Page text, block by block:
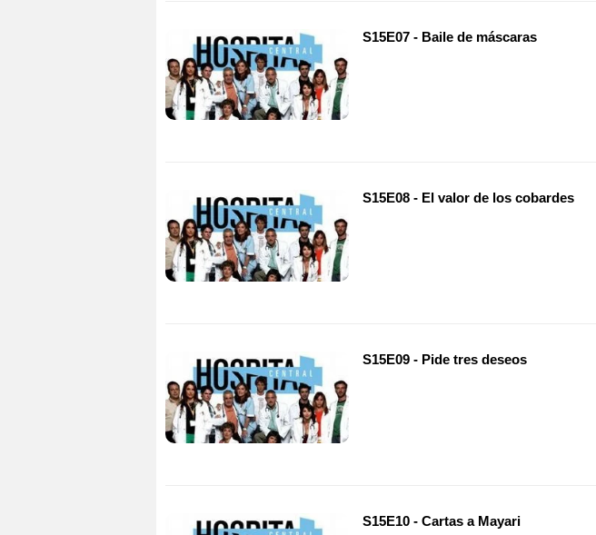
S15E07 - Baile de máscaras
S15E08 - El valor de los cobardes
S15E09 - Pide tres deseos
S15E10 - Cartas a Mayari